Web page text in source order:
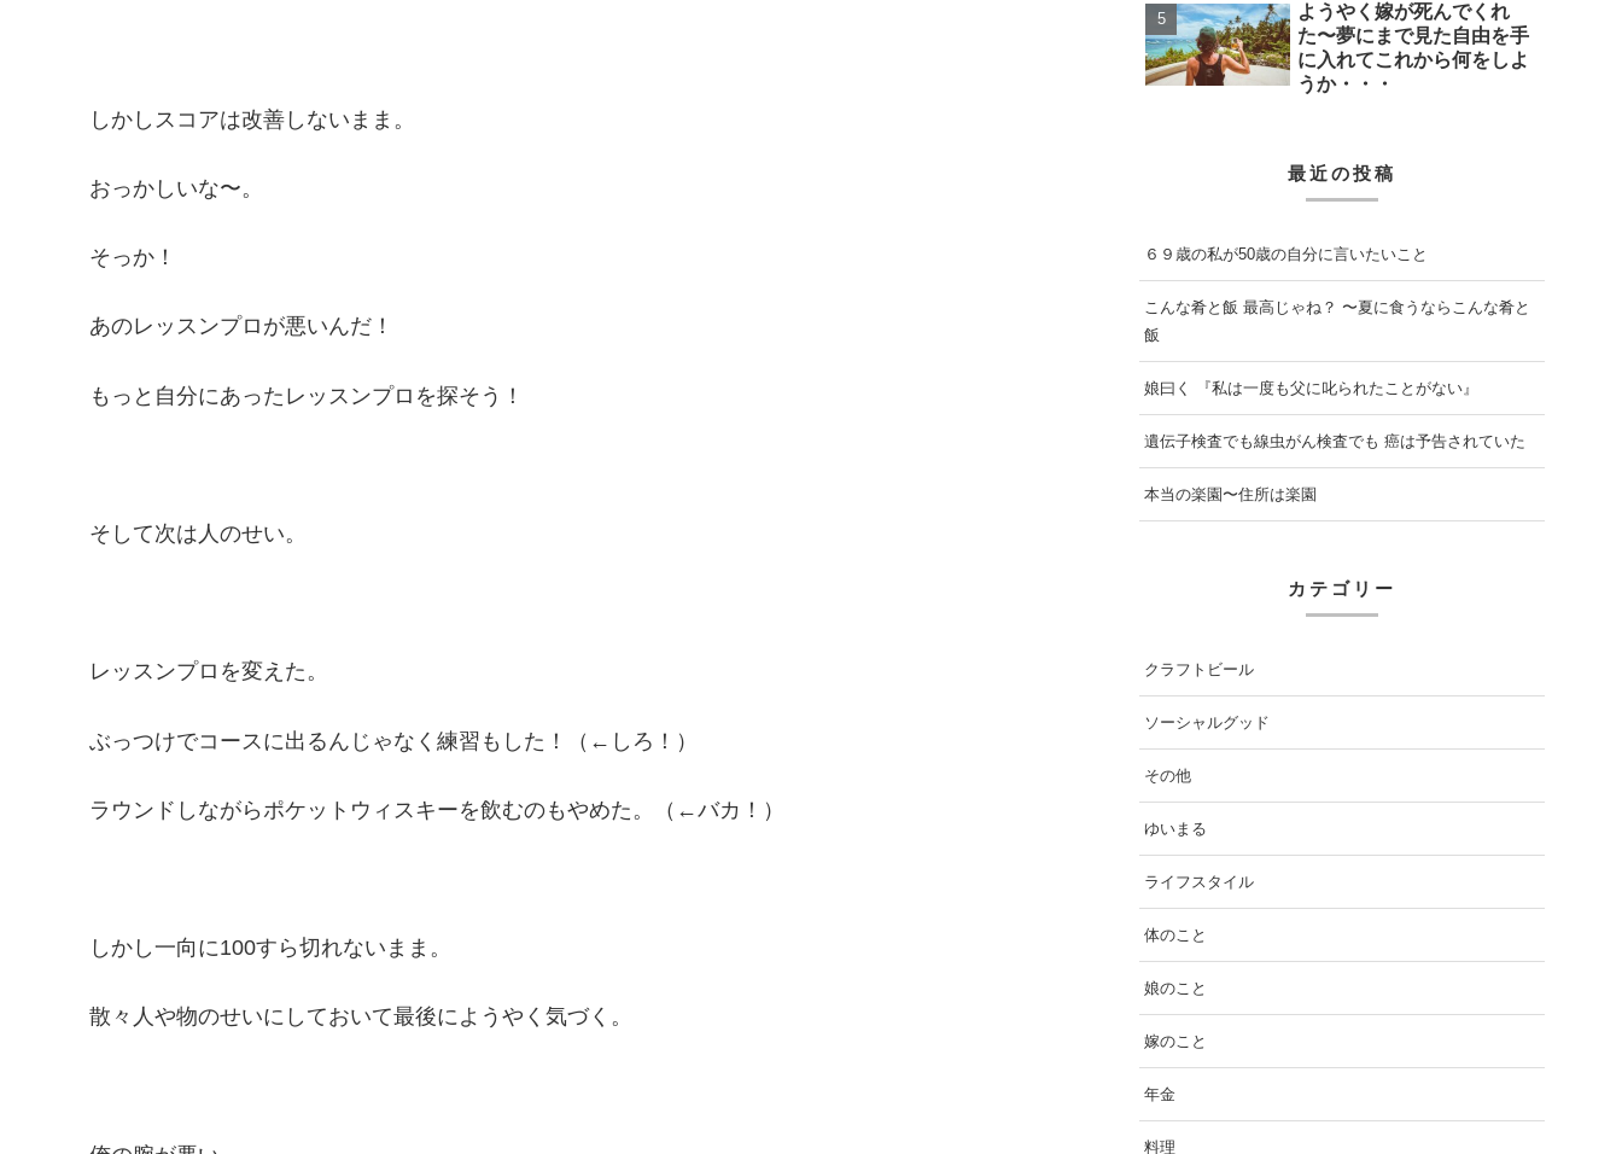
しかしスコアは改善しないまま。
おっかしいな〜。
そっか！
あのレッスンプロが悪いんだ！
もっと自分にあったレッスンプロを探そう！
そして次は人のせい。
レッスンプロを変えた。
ぶっつけでコースに出るんじゃなく練習もした！（←しろ！）
ラウンドしながらポケットウィスキーを飲むのもやめた。（←バカ！）
しかし一向に100すら切れないまま。
散々人や物のせいにしておいて最後にようやく気づく。
ようやく嫁が死んでくれ
た〜夢にまで見た自由を手
に入れてこれから何をしよ
うか・・・
最近の投稿
６９歳の私が50歳の自分に言いたいこと
こんな肴と飯 最高じゃね？ 〜夏に食うならこんな肴と
飯
娘曰く 『私は一度も父に叱られたことがない』
遺伝子検査でも線虫がん検査でも 癌は予告されていた
本当の楽園〜住所は楽園
カテゴリー
クラフトビール
ソーシャルグッド
その他
ゆいまる
ライフスタイル
体のこと
娘のこと
嫁のこと
年金
料理